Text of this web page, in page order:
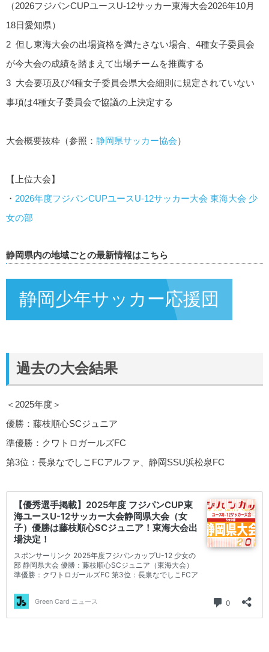
（2026フジパンCUPユースU-12サッカー東海大会2026年10月
18日愛知県）
2 但し東海大会の出場資格を満たさない場合、4種女子委員会
が今大会の成績を踏まえて出場チームを推薦する
3 大会要項及び4種女子委員会県大会細則に規定されていない
事項は4種女子委員会で協議の上決定する
大会概要抜粋（参照： 静岡県サッカー協会）
【上位大会】
・ 2026年度フジパンCUPユースU-12サッカー大会 東海大会 少
女の部
静岡県内の地域ごとの最新情報はこちら
静岡少年サッカー応援団
過去の大会結果
＜2025年度＞
優勝：藤枝順心SCジュニア
準優勝：クワトロガールズFC
第3位：長泉なでしこFCアルファ、静岡SSU浜松泉FC